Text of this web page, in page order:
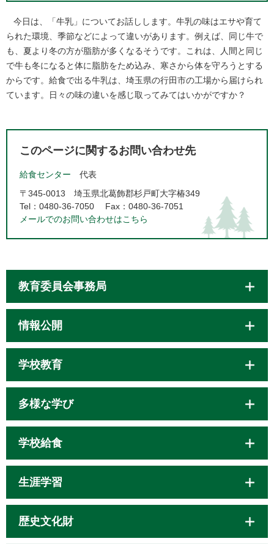
今日は、「牛乳」についてお話しします。牛乳の味はエサや育て
られた環境、季節などによって違いがあります。例えば、同じ牛で
も、夏より冬の方が脂肪が多くなるそうです。これは、人間と同じ
で牛も冬になると体に脂肪をため込み、寒さから体を守ろうとする
からです。給食で出る牛乳は、埼玉県の行田市の工場から届けられ
ています。日々の味の違いを感じ取ってみてはいかがですか？​
このページに関するお問い合わせ先
給食センター
代表
〒345-0013
埼玉県北葛飾郡杉戸町大字椿349
Tel：0480-36-7050
Fax：0480-36-7051
メールでのお問い合わせはこちら
教育委員会事務局
情報公開
学校教育
多様な学び
学校給食
生涯学習
歴史文化財